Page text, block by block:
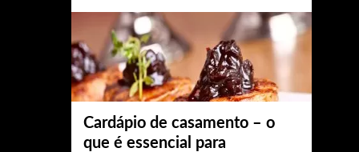
Cardápio de casamento – o
que é essencial para